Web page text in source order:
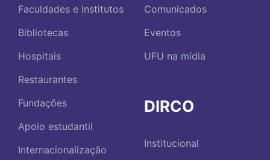
Faculdades e Institutos
Bibliotecas
Hospitais
Restaurantes
Fundações
Apoio estudantil
Internacionalização
Comunicados
Eventos
UFU na mídia
DIRCO
Institucional